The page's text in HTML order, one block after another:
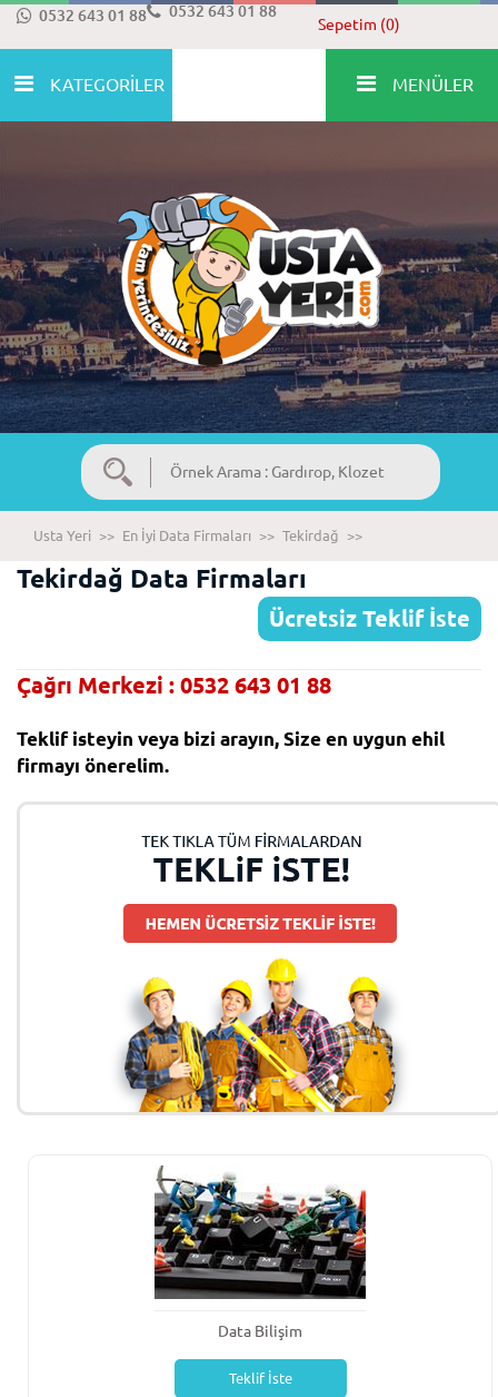
0532 643 01 88 0532 643 01 88
Sepetim (0)
KATEGORİLER MENÜLER
Usta Yeri >> En İyi Data Firmaları >> Tekirdağ >>
Tekirdağ Data Firmaları
Ücretsiz Teklif İste
Çağrı Merkezi : 0532 643 01 88
Teklif isteyin veya bizi arayın, Size en uygun ehil
firmayı önerelim.
Data Bilişim
Teklif İste